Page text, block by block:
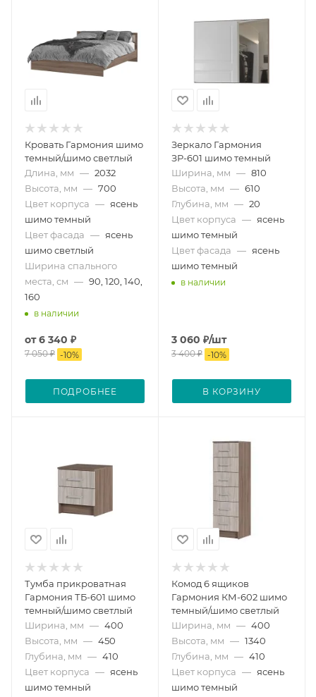
Кровать Гармония шимо
темный/шимо светлый
Длина, мм — 2032
Высота, мм — 700
Цвет корпуса — ясень
шимо темный
Цвет фасада — ясень
шимо светлый
Ширина спального
места, см — 90, 120, 140,
160
в наличии
от6 340 ₽
7 050 ₽ -10%
ПОДРОБНЕЕ
Зеркало Гармония
ЗР-601 шимо темный
Ширина, мм — 810
Высота, мм — 610
Глубина, мм — 20
Цвет корпуса — ясень
шимо темный
Цвет фасада — ясень
шимо темный
в наличии
3 060 ₽/шт
3 400₽ -10%
В КОРЗИНУ
Тумба прикроватная
Гармония ТБ-601 шимо
темный/шимо светлый
Ширина, мм — 400
Высота, мм — 450
Глубина, мм — 410
Цвет корпуса — ясень
шимо темный
Комод 6 ящиков
Гармония КМ-602 шимо
темный/шимо светлый
Ширина, мм — 400
Высота, мм — 1340
Глубина, мм — 410
Цвет корпуса — ясень
шимо темный